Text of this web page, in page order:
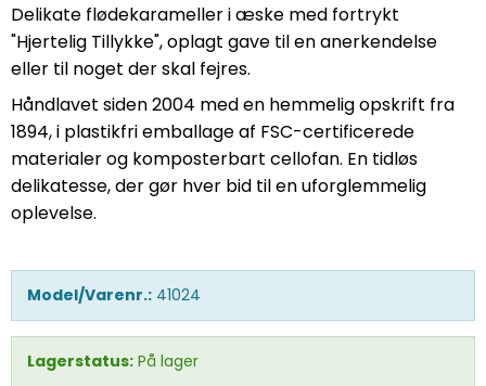
Delikate flødekarameller i æske med fortrykt
"Hjertelig Tillykke", oplagt gave til en anerkendelse
eller til noget der skal fejres.
Håndlavet siden 2004 med en hemmelig opskrift fra
1894, i plastikfri emballage af FSC-certificerede
materialer og komposterbart cellofan. En tidløs
delikatesse, der gør hver bid til en uforglemmelig
oplevelse.
Model/Varenr.: 41024
Lagerstatus: På lager